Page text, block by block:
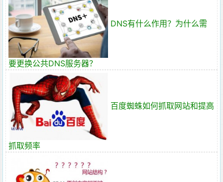
DNS有什么作用？为什么需
要更换公共DNS服务器？
百度蜘蛛如何抓取网站和提高
抓取频率